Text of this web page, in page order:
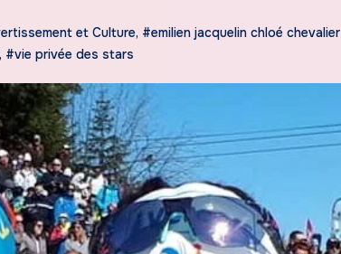
et Culture, #emilien jacquelin chloé chevalier
, #vie privée des stars